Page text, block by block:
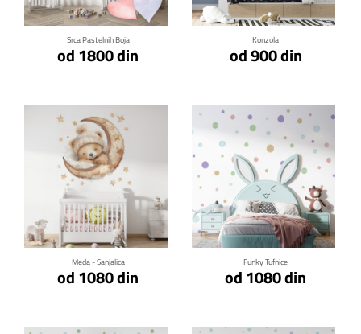
Srca Pastelnih Boja
od 1800 din
Konzola
od 900 din
Meda - Sanjalica
od 1080 din
Klikni za detalje
Funky Tufnice
od 1080 din
Klikni za detalje